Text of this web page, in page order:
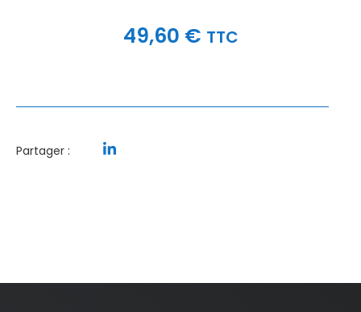
49,60 € TTC
Partager :